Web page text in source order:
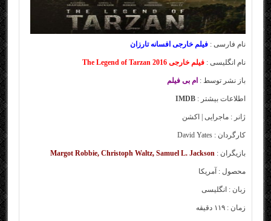
نام فارسی :فیلم خارجی افسانه تارزان
نام انگلیسی :فیلم خارجی The Legend of Tarzan 2016
باز نشر توسط : ام بی فیلم
اطلاعات بیشتر :IMDB
ژانر : ماجرایی | اکشن
کارگردان : David Yates
بازیگران :Margot Robbie, Christoph Waltz, Samuel L. Jackson
محصول : آمریکا
زبان : انگلیسی
زمان : ۱۱۹ دقیقه